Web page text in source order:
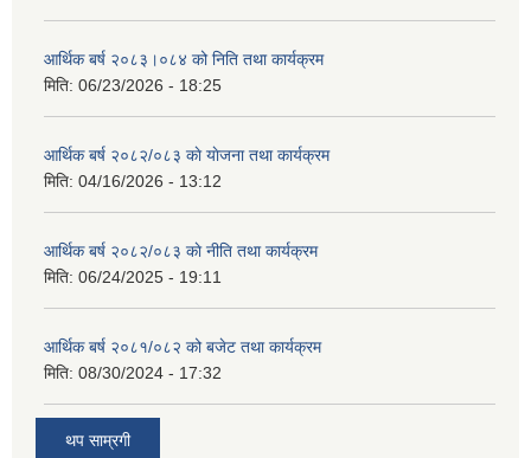
आर्थिक बर्ष २०८३।०८४ को निति तथा कार्यक्रम
मिति: 06/23/2026 - 18:25
आर्थिक बर्ष २०८२/०८३ काे याेजना तथा कार्यक्रम
मिति: 04/16/2026 - 13:12
आर्थिक बर्ष २०८२/०८३ काे नीति तथा कार्यक्रम
मिति: 06/24/2025 - 19:11
आर्थिक बर्ष २०८१/०८२ को बजेट तथा कार्यक्रम
मिति: 08/30/2024 - 17:32
थप साम्रगी